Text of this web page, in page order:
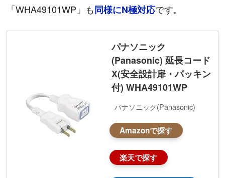
「WHA49101WP」も同様にN極対応です。
パナソニック
(Panasonic) 延長コード
X(安全設計扉・パッキン
付) WHA49101WP
パナソニック(Panasonic)
Amazonで探す
楽天で探す